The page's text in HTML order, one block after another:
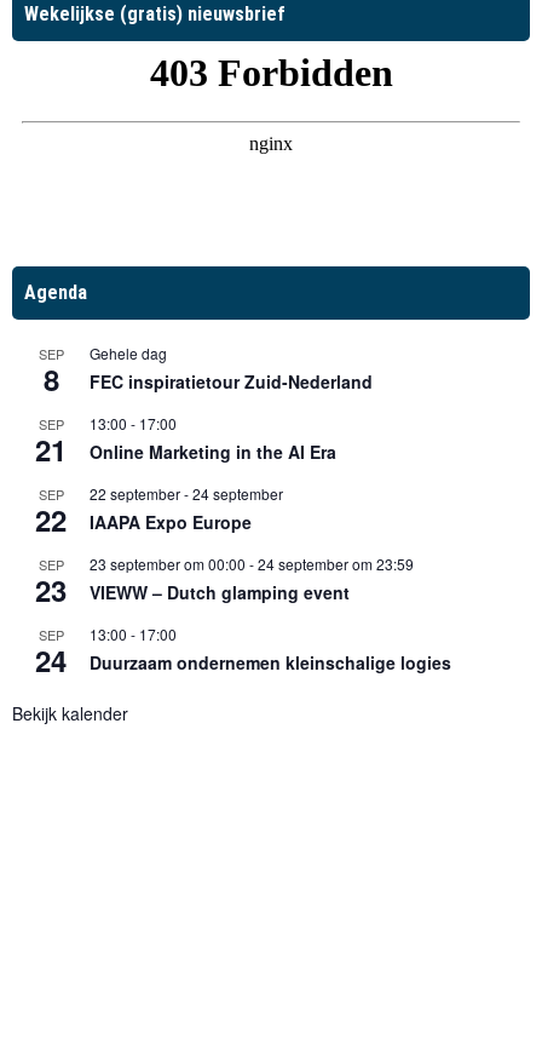
Wekelijkse (gratis) nieuwsbrief
Agenda
SEP
8
Gehele dag
FEC inspiratietour Zuid-Nederland
SEP
21
13:00 - 17:00
Online Marketing in the AI Era
SEP
22
22 september-24 september
IAAPA Expo Europe
SEP
23
23 september om 00:00 -24 september om 23:59
VIEWW – Dutch glamping event
SEP
24
13:00 - 17:00
Duurzaam ondernemen kleinschalige logies
Bekijk kalender